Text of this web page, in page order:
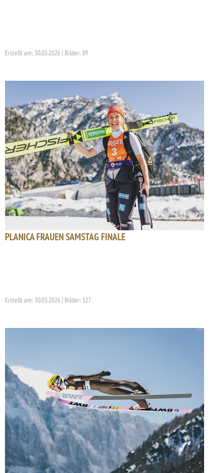
Erstellt am: 30.03.2026 | Bilder: 89
PLANICA FRAUEN SAMSTAG FINALE
Erstellt am: 30.03.2026 | Bilder: 327